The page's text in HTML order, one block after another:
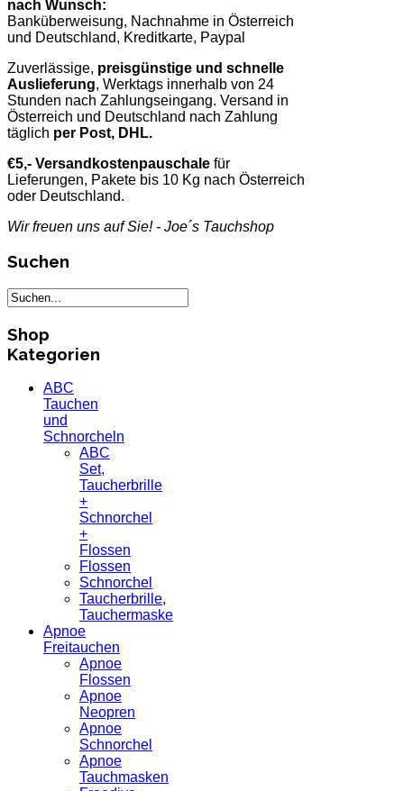
nach Wunsch:
Banküberweisung, Nachnahme in Österreich
und Deutschland, Kreditkarte, Paypal
Zuverlässige, preisgünstige und schnelle
Auslieferung, Werktags innerhalb von 24
Stunden nach Zahlungseingang. Versand in
Österreich und Deutschland nach Zahlung
täglich per Post, DHL.
€5,- Versandkostenpauschale für
Lieferungen, Pakete bis 10 Kg nach Österreich
oder Deutschland.
Wir freuen uns auf Sie! - Joe´s Tauchshop
Suchen
Shop
Kategorien
ABC
Tauchen
und
Schnorcheln
ABC
Set,
Taucherbrille
+
Schnorchel
+
Flossen
Flossen
Schnorchel
Taucherbrille,
Tauchermaske
Apnoe
Freitauchen
Apnoe
Flossen
Apnoe
Neopren
Apnoe
Schnorchel
Apnoe
Tauchmasken